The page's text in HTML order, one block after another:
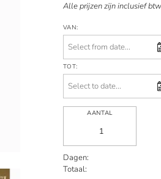
Alle prijzen zijn inclusief
VAN:
TOT:
AANTAL
Dagen:
Totaal: